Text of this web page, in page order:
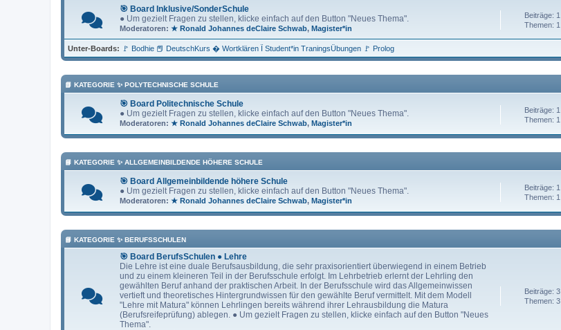
🎯 Board Inklusive/SonderSchule
● Um gezielt Fragen zu stellen, klicke einfach auf den Button "Neues Thema".
Moderatoren: ★ Ronald Johannes deClaire Schwab, Magister*in
Beiträge: 1
Themen: 1
Unter-Boards
🚩 Bodhie 📕 DeutschKurs � Wortklären Ï Student*in TraningsÜbungen 🚩 Prolog
📗 KATEGORIE ✨ POLYTECHNISCHE SCHULE
🎯 Board Politechnische Schule
● Um gezielt Fragen zu stellen, klicke einfach auf den Button "Neues Thema".
Moderatoren: ★ Ronald Johannes deClaire Schwab, Magister*in
Beiträge: 1
Themen: 1
📘 KATEGORIE ✨ ALLGEMEINBILDENDE HÖHERE SCHULE
🎯 Board Allgemeinbildende höhere Schule
● Um gezielt Fragen zu stellen, klicke einfach auf den Button "Neues Thema".
Moderatoren: ★ Ronald Johannes deClaire Schwab, Magister*in
Beiträge: 1
Themen: 1
📘 KATEGORIE ✨ BERUFSSCHULEN
🎯 Board BerufsSchulen ● Lehre
Die Lehre ist eine duale Berufsausbildung, die sehr praxisorientiert überwiegend in einem Betrieb
und zu einem kleineren Teil in der Berufsschule erfolgt. Im Lehrbetrieb erlernt der Lehrling den
gewählten Beruf anhand der praktischen Arbeit. In der Berufsschule wird das Allgemeinwissen
vertieft und theoretisches Hintergrundwissen für den gewählte Beruf vermittelt. Mit dem Modell
"Lehre mit Matura" können Lehrlingen bereits während ihrer Lehrausbildung die Matura
(Berufsreifeprüfung) ablegen. ● Um gezielt Fragen zu stellen, klicke einfach auf den Button "Neues
Thema".
Beiträge: 3
Themen: 3